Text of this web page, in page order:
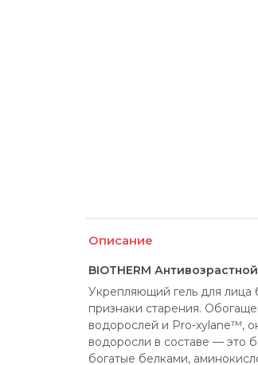
Описание
BIOTHERM
Укрепляющий гель для лица
признаки старения.
водорослей и Pro-xylane™,
водоросли в составе — это
богатые белками,